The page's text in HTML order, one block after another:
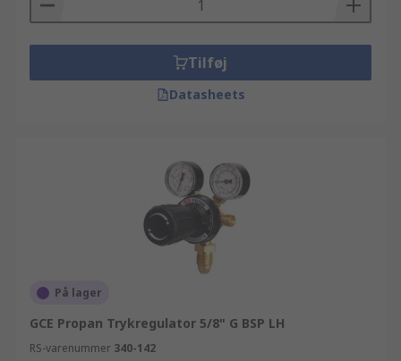
Tilføj
Datasheets
På lager
GCE Propan Trykregulator 5/8" G BSP LH
RS-varenummer 340-142